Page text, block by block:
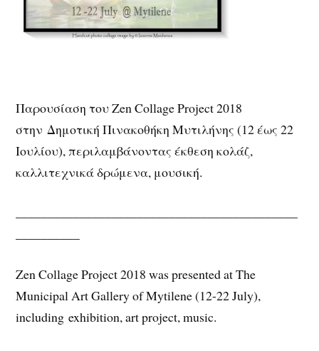
Παρουσίαση του Zen Collage Project 2018
στην Δημοτική Πινακοθήκη Μυτιλήνης (12 έως 22
Ιουλίου), περιλαμβάνοντας έκθεση κολάζ,
καλλιτεχνικά δρώμενα, μουσική.
Zen Collage Project 2018 was presented at The
Municipal Art Gallery of Mytilene (12-22 July),
including exhibition, art project, music.